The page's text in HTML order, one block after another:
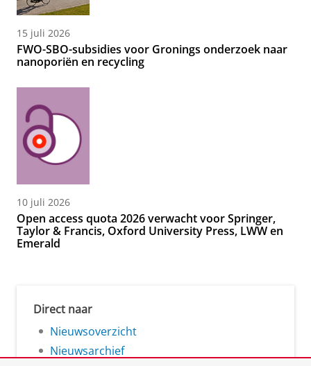
15 juli 2026
FWO-SBO-subsidies voor Gronings onderzoek naar
nanoporiën en recycling
10 juli 2026
Open access quota 2026 verwacht voor Springer,
Taylor & Francis, Oxford University Press, LWW en
Emerald
Direct naar
Nieuwsoverzicht
Nieuwsarchief